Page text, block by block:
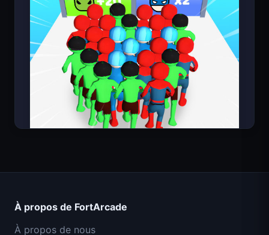
À propos de FortArcade
À propos de nous